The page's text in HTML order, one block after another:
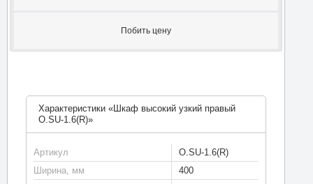
Побить цену
Характеристики «Шкаф высокий узкий правый
O.SU-1.6(R)»
Артикул
O.SU-1.6(R)
Ширина, мм
400